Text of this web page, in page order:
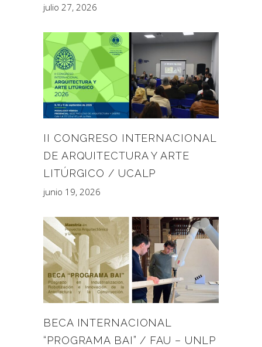
julio 27, 2026
II CONGRESO INTERNACIONAL
DE ARQUITECTURA Y ARTE
LITÚRGICO / UCALP
junio 19, 2026
BECA INTERNACIONAL
“PROGRAMA BAI” / FAU – UNLP